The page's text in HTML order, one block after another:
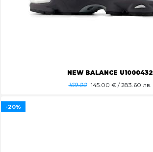
NEW BALANCE U1000432
169.00 145.00 € / 283.60 лв.
-20%